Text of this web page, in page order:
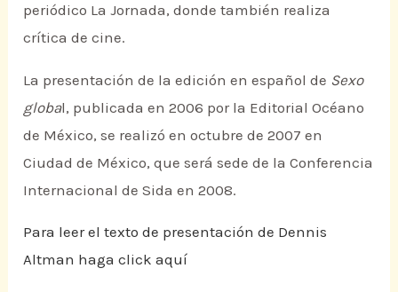
periódico La Jornada, donde también realiza
crítica de cine.
La presentación de la edición en español de Sexo
global, publicada en 2006 por la Editorial Océano
de México, se realizó en octubre de 2007 en
Ciudad de México, que será sede de la Conferencia
Internacional de Sida en 2008.
Para leer el texto de presentación de Dennis
Altman haga click aquí